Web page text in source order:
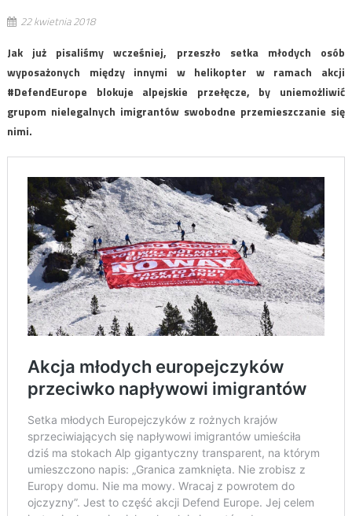
22 kwietnia 2018
Jak już pisaliśmy wcześniej, przeszło setka młodych osób
wyposażonych między innymi w helikopter w ramach akcji
#DefendEurope blokuje alpejskie przełęcze, by uniemożliwić
grupom nielegalnych imigrantów swobodne przemieszczanie się
nimi.